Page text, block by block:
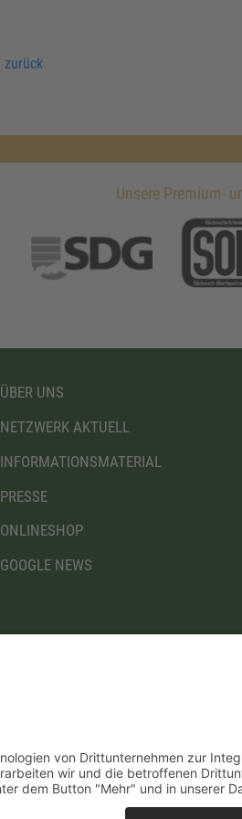
zurück
Unsere Premium-
ÜBER UNS
NETZWERK AKTUELL
INFORMATIONSMATERIAL
PRESSE
ONLINESHOP
GOOGLE NEWS
Diese Maßnahme wird
auf Grundlage des von